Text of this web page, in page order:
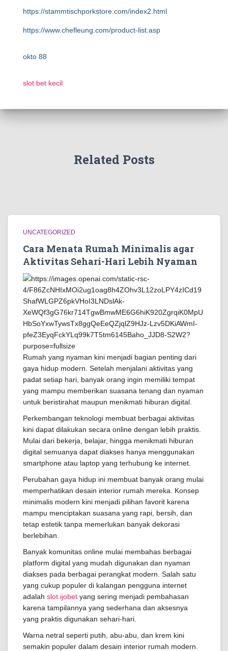
https://stammtischporkstore.com/index2.html
https://www.chefleung.com/product-list.asp
okto 88
slot bet kecil
Related Posts
UNCATEGORIZED
Cara Menata Rumah Minimalis agar
Aktivitas Sehari-Hari Lebih Nyaman
Rumah yang nyaman kini menjadi bagian penting dari
gaya hidup modern. Setelah menjalani aktivitas yang
padat setiap hari, banyak orang ingin memiliki tempat
yang mampu memberikan suasana tenang dan nyaman
untuk beristirahat maupun menikmati hiburan digital.
Perkembangan teknologi membuat berbagai aktivitas
kini dapat dilakukan secara online dengan lebih praktis.
Mulai dari bekerja, belajar, hingga menikmati hiburan
digital semuanya dapat diakses hanya menggunakan
smartphone atau laptop yang terhubung ke internet.
Perubahan gaya hidup ini membuat banyak orang mulai
memperhatikan desain interior rumah mereka. Konsep
minimalis modern kini menjadi pilihan favorit karena
mampu menciptakan suasana yang rapi, bersih, dan
tetap estetik tanpa memerlukan banyak dekorasi
berlebihan.
Banyak komunitas online mulai membahas berbagai
platform digital yang mudah digunakan dan nyaman
diakses pada berbagai perangkat modern. Salah satu
yang cukup populer di kalangan pengguna internet
adalah slot ijobet yang sering menjadi pembahasan
karena tampilannya yang sederhana dan aksesnya
yang praktis digunakan sehari-hari.
Warna netral seperti putih, abu-abu, dan krem kini
semakin populer dalam desain interior rumah modern.